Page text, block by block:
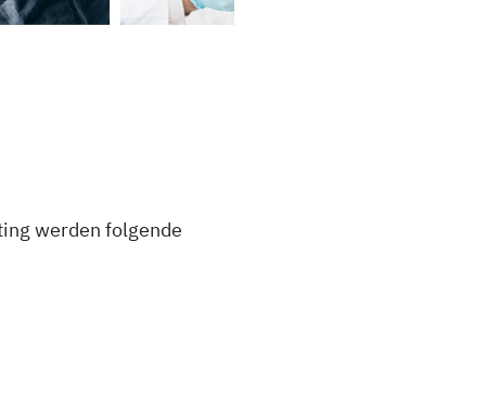
werden folgende